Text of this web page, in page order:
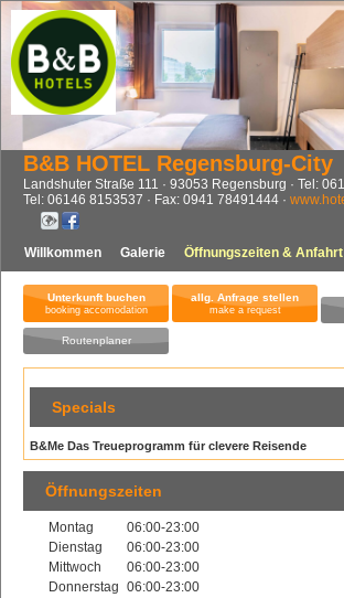
B&B HOTEL Regensburg-City
Landshuter Straße 111 93053 Regensburg Tel:
Tel: 06146 8153537 Fax: 0941 78491444
Willkommen Galerie Öffnungszeiten & Anfahrt
Unterkunft buchen
booking accomodation
allg. Anfrage stellen
make a request
Routenplaner
Specials
B&Me Das Treueprogramm für clevere Reisende
Öffnungszeiten
Montag
06:00-23:00
Dienstag
06:00-23:00
Mittwoch
06:00-23:00
Donnerstag 06:00-23:00